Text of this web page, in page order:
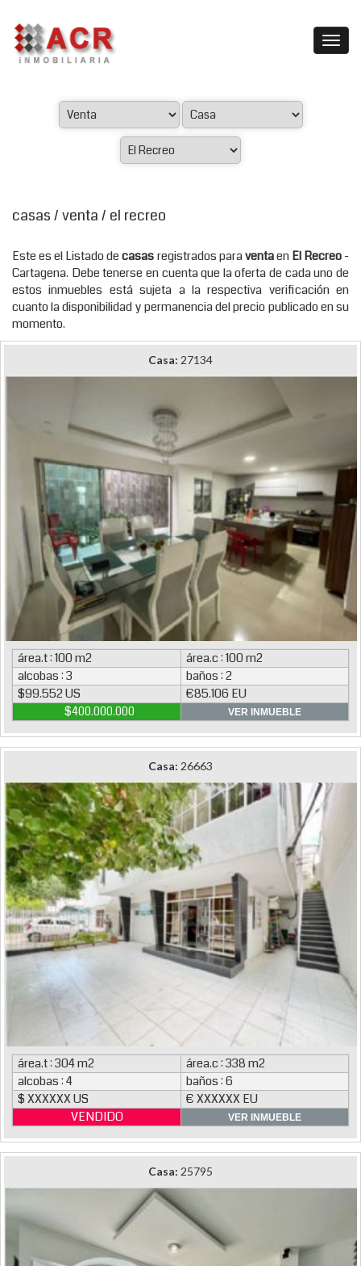
casas / venta / el recreo
Este es el Listado decasasregistrados paraventaenEl Recreo-
Cartagena. Debe tenerse en cuenta que la oferta de cada uno de
estos inmuebles está sujeta a la respectiva verificación en
cuanto la disponibilidad y permanencia del precio publicado en su
momento.
Casa: 27134
área.t : 100 m2
área.c : 100 m2
alcobas : 3
baños : 2
$99.552 US
€85.106 EU
$400.000.000 VER INMUEBLE
Casa: 26663
área.t : 304 m2
área.c : 338 m2
alcobas : 4
baños : 6
$ XXXXXX US
€ XXXXXX EU
VENDIDO
VER INMUEBLE
Casa: 25795